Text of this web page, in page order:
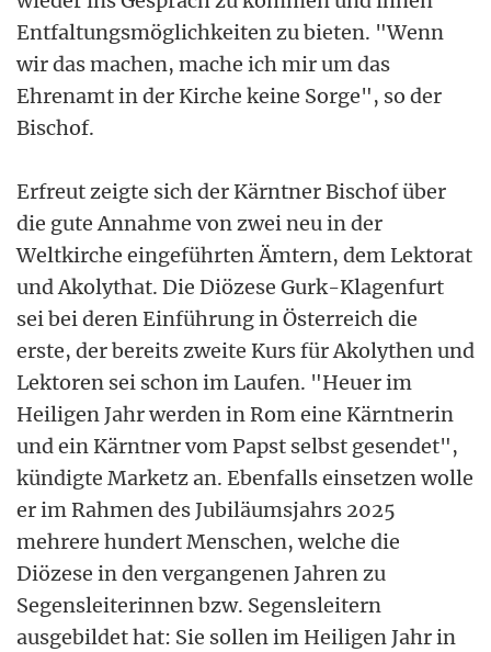
Entfaltungsmöglichkeiten zu bieten. "Wenn
wir das machen, mache ich mir um das
Ehrenamt in der Kirche keine Sorge", so der
Bischof.
Erfreut zeigte sich der Kärntner Bischof über
die gute Annahme von zwei neu in der
Weltkirche eingeführten Ämtern, dem Lektorat
und Akolythat. Die Diözese Gurk-Klagenfurt
sei bei deren Einführung in Österreich die
erste, der bereits zweite Kurs für Akolythen und
Lektoren sei schon im Laufen. "Heuer im
Heiligen Jahr werden in Rom eine Kärntnerin
und ein Kärntner vom Papst selbst gesendet",
kündigte Marketz an. Ebenfalls einsetzen wolle
er im Rahmen des Jubiläumsjahrs 2025
mehrere hundert Menschen, welche die
Diözese in den vergangenen Jahren zu
Segensleiterinnen bzw. Segensleitern
ausgebildet hat: Sie sollen im Heiligen Jahr in